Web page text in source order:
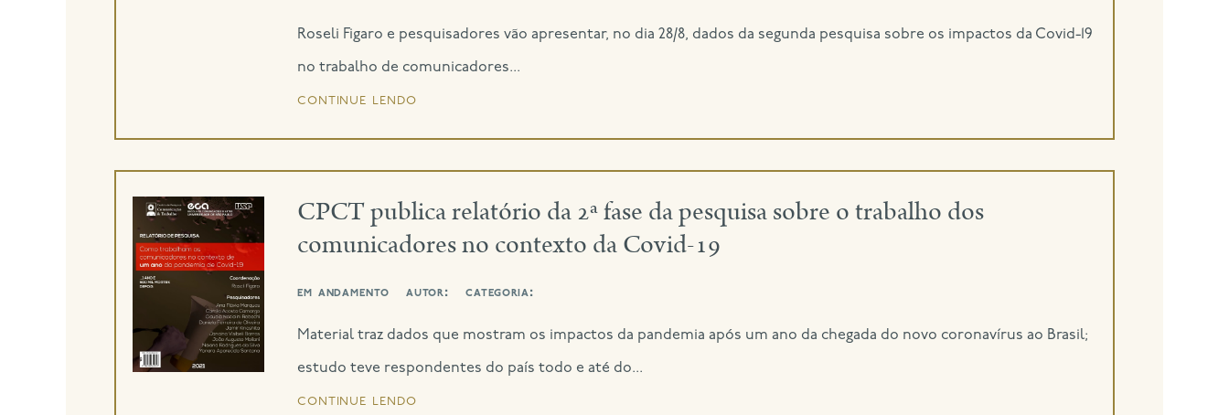
Roseli Figaro e pesquisadores vão apresentar, no dia 28/8, dados da segunda pesquisa sobre os impactos da Covid-19
no trabalho de comunicadores...
continue lendo
CPCT publica relatório da 2ª fase da pesquisa sobre o trabalho dos
comunicadores no contexto da Covid-19
em andamento autor: categoria:
Material traz dados que mostram os impactos da pandemia após um ano da chegada do novo coronavírus ao Brasil;
estudo teve respondentes do país todo e até do...
continue lendo